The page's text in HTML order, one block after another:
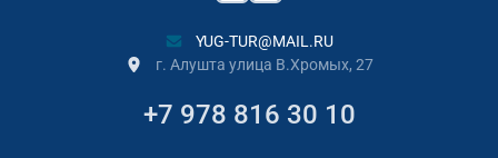
YUG-TUR@MAIL.RU
г. Алушта улица В.Хромых, 27
+7 978 816 30 10